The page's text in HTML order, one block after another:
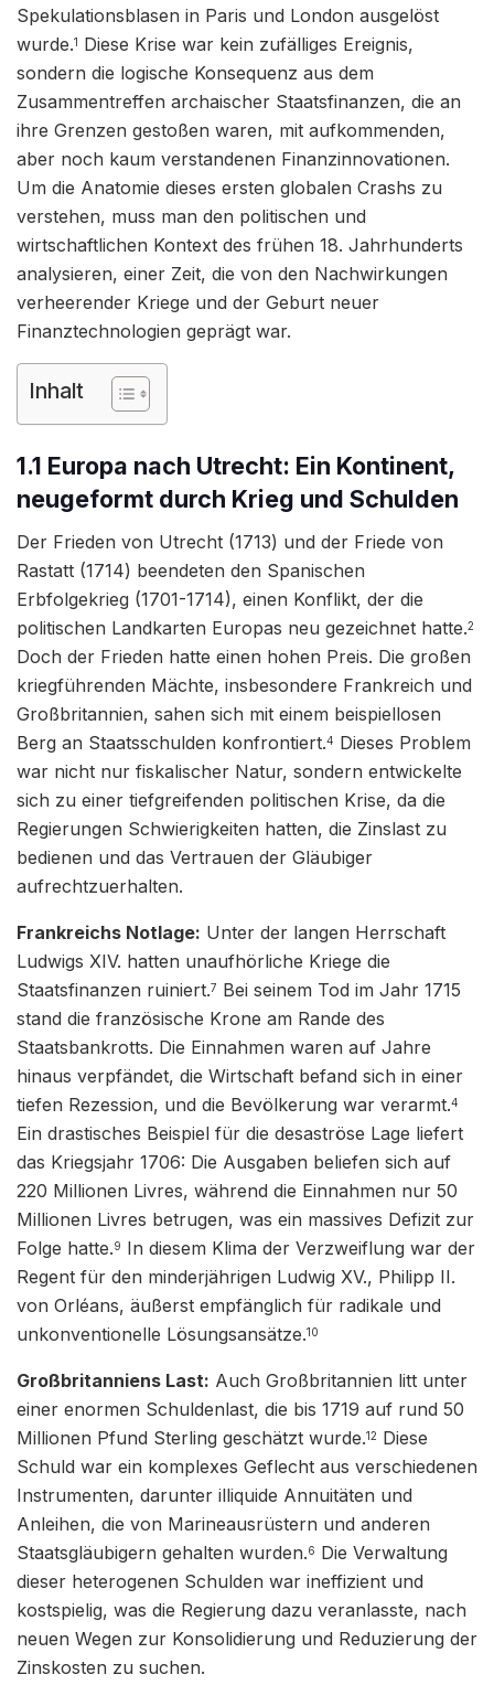
Spekulationsblasen in Paris und London ausgelöst
wurde.1
Diese Krise war kein zufälliges Ereignis,
sondern die logische Konsequenz aus dem
Zusammentreffen archaischer Staatsfinanzen, die an
ihre Grenzen gestoßen waren, mit aufkommenden,
aber noch kaum verstandenen Finanzinnovationen.
Um die Anatomie dieses ersten globalen Crashs zu
verstehen, muss man den politischen und
wirtschaftlichen Kontext des frühen 18. Jahrhunderts
analysieren, einer Zeit, die von den Nachwirkungen
verheerender Kriege und der Geburt neuer
Finanztechnologien geprägt war.
Inhalt
1.1 Europa nach Utrecht: Ein Kontinent,
neugeformt durch Krieg und Schulden
Der Frieden von Utrecht (1713) und der Friede von
Rastatt (1714) beendeten den Spanischen
Erbfolgekrieg (1701-1714), einen Konflikt, der die
politischen Landkarten Europas neu gezeichnet hatte.2
Doch der Frieden hatte einen hohen Preis. Die großen
kriegführenden Mächte, insbesondere Frankreich und
Großbritannien, sahen sich mit einem beispiellosen
Berg an Staatsschulden konfrontiert.4 Dieses Problem
war nicht nur fiskalischer Natur, sondern entwickelte
sich zu einer tiefgreifenden politischen Krise, da die
Regierungen Schwierigkeiten hatten, die Zinslast zu
bedienen und das Vertrauen der Gläubiger
aufrechtzuerhalten.
Frankreichs Notlage: Unter der langen Herrschaft
Ludwigs XIV. hatten unaufhörliche Kriege die
Staatsfinanzen ruiniert.7 Bei seinem Tod im Jahr 1715
stand die französische Krone am Rande des
Staatsbankrotts. Die Einnahmen waren auf Jahre
hinaus verpfändet, die Wirtschaft befand sich in einer
tiefen Rezession, und die Bevölkerung war verarmt.4
Ein drastisches Beispiel für die desaströse Lage liefert
das Kriegsjahr 1706: Die Ausgaben beliefen sich auf
220 Millionen Livres, während die Einnahmen nur 50
Millionen Livres betrugen, was ein massives Defizit zur
Folge hatte.9 In diesem Klima der Verzweiflung war der
Regent für den minderjährigen Ludwig XV., Philipp II.
von Orléans, äußerst empfänglich für radikale und
unkonventionelle Lösungsansätze.10
Großbritanniens Last: Auch Großbritannien litt unter
einer enormen Schuldenlast, die bis 1719 auf rund 50
Millionen Pfund Sterling geschätzt wurde.12 Diese
Schuld war ein komplexes Geflecht aus verschiedenen
Instrumenten, darunter illiquide Annuitäten und
Anleihen, die von Marineausrüstern und anderen
Staatsgläubigern gehalten wurden.6 Die Verwaltung
dieser heterogenen Schulden war ineffizient und
kostspielig, was die Regierung dazu veranlasste, nach
neuen Wegen zur Konsolidierung und Reduzierung der
Zinskosten zu suchen.